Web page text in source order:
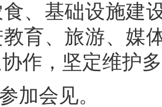
、基础设施建
育、旅游、媒
作，坚定维护
加会见。